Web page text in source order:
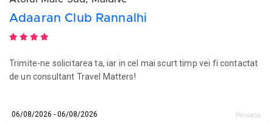
Adaaran Club Rannalhi
Trimite-ne solicitarea ta, iar in cel mai scurt timp vei fi contactat
de un consultant Travel Matters!
Perioada